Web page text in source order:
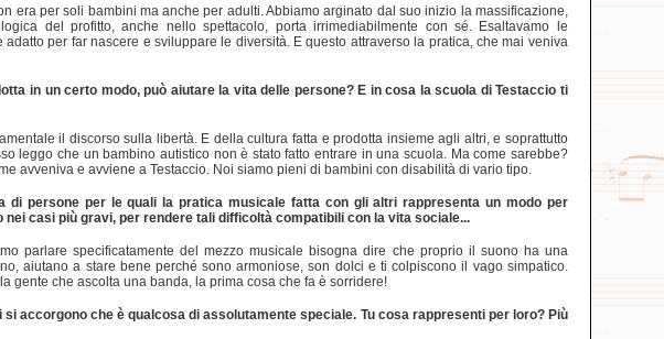
era per soli bambini ma anche per adulti. Abbiamo arginato dal suo inizio la massificazione,
del profitto, anche nello spettacolo, porta irrimediabilmente con sé. Esaltavamo le
adatto per far nascere e sviluppare le diversità. E questo attraverso la pratica, che mai veniva
in un certo modo, può aiutare la vita delle persone? E in cosa la scuola di Testaccio ti
il discorso sulla libertà. E della cultura fatta e prodotta insieme agli altri, e soprattutto
leggo che un bambino autistico non è stato fatto entrare in una scuola. Ma come sarebbe?
avveniva e avviene a Testaccio. Noi siamo pieni di bambini con disabilità di vario tipo.
di persone per le quali la pratica musicale fatta con gli altri rappresenta un modo per
casi più gravi, per rendere tali difficoltà compatibili con la vita sociale...
parlare specificatamente del mezzo musicale bisogna dire che proprio il suono ha una
aiutano a stare bene perché sono armoniose, son dolci e ti colpiscono il vago simpatico.
gente che ascolta una banda, la prima cosa che fa è sorridere!
accorgono che è qualcosa di assolutamente speciale. Tu cosa rappresenti per loro? Più